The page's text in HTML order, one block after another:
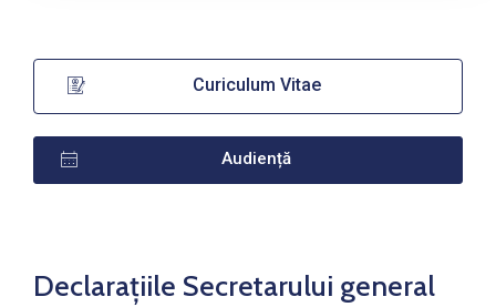
Curiculum Vitae
Audiență
Declarațiile Secretarului general